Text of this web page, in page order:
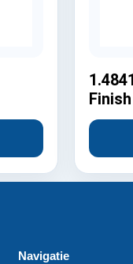
Navigatie